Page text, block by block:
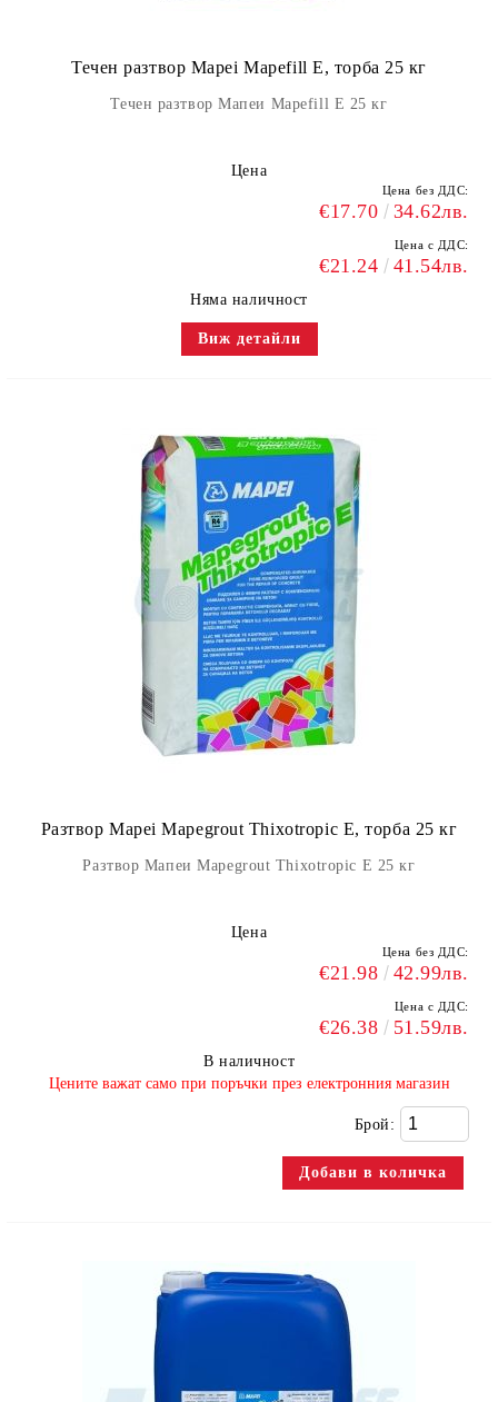
Течен разтвор Mapei Mapefill E, торба 25 кг
Течен разтвор Мапеи Mapefill E 25 кг
Цена
Цена без ДДС:
€17.70 34.62лв.
Цена с ДДС:
€21.24 41.54лв.
Няма наличност
Виж детайли
Разтвор Mapei Mapegrout Thixotropic E, торба 25 кг
Разтвор Мапеи Mapegrout Thixotropic E 25 кг
Цена
Цена без ДДС:
€21.98 42.99лв.
Цена с ДДС:
€26.38 51.59лв.
В наличност
​Цените важат само при поръчки през електронния магазин
Брой: